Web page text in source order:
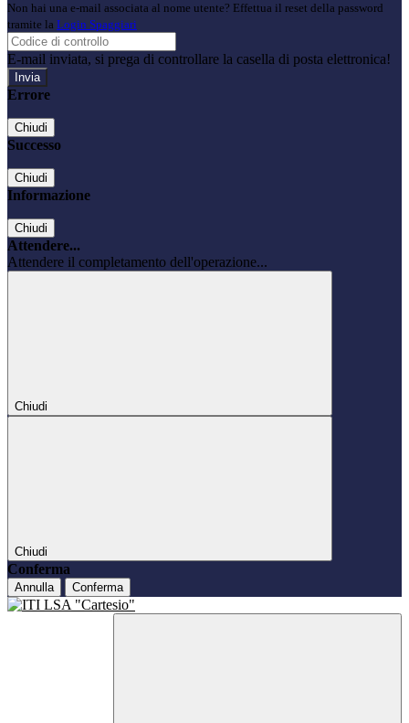
Non hai una e-mail associata al nome utente? Effettua il reset della password
tramite la Login Spaggiari
E-mail inviata, si prega di controllare la casella di posta elettronica!
Errore
Chiudi
Successo
Chiudi
Informazione
Chiudi
Attendere...
Attendere il completamento dell'operazione...
Chiudi
Chiudi
Conferma
Annulla Conferma